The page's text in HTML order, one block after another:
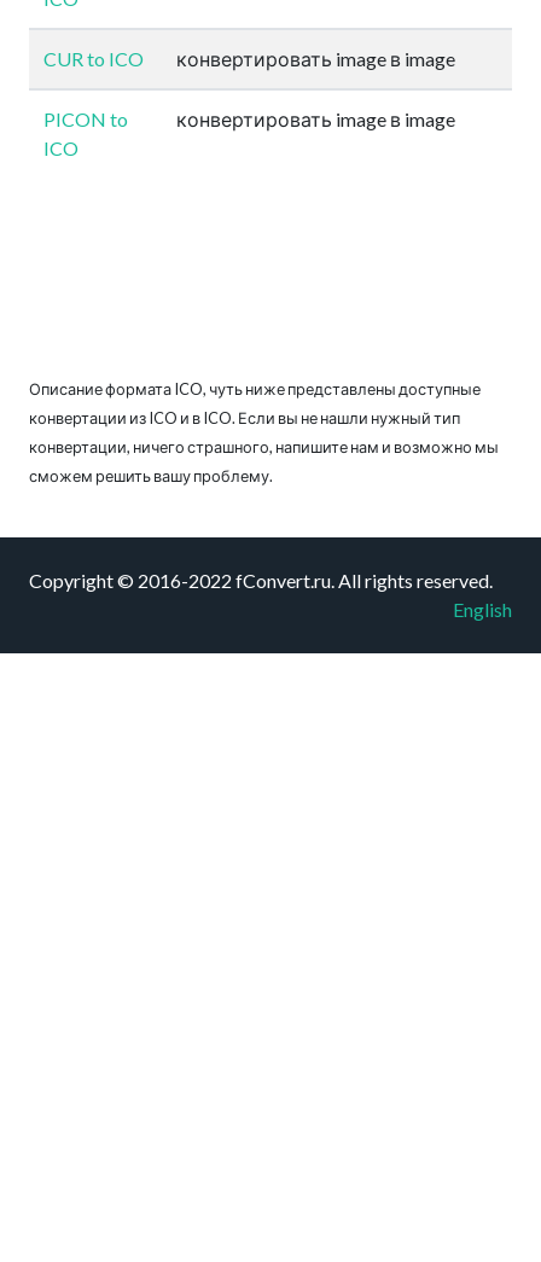
CUR to ICO конвертировать image в image
PICON to
ICO
конвертировать image в image
Описание формата ICO, чуть ниже представлены доступные
конвертации из ICO и в ICO. Если вы не нашли нужный тип
конвертации, ничего страшного, напишите нам и возможно мы
сможем решить вашу проблему.
Copyright © 2016-2022 fConvert.ru. All rights reserved.
English